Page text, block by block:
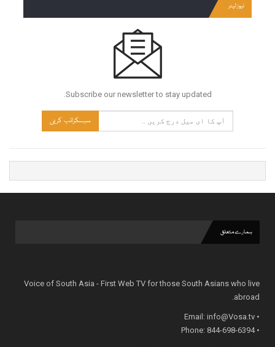
نیوز لیٹر
Subscribe our newsletter to stay updated.
سبسکرائب کریں
ہمارے متعلق
Voice of South Asia - First Web TV for those South Asians who live
abroad.
• Email:
info@Vosa.tv
• Phone: 844-698-6394